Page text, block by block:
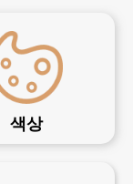
색상